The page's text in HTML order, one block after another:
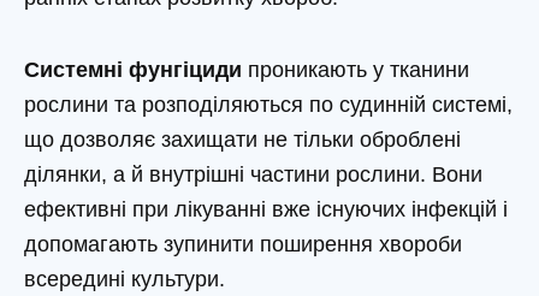
Системні фунгіциди проникають у тканини
рослини та розподіляються по судинній системі,
що дозволяє захищати не тільки оброблені
ділянки, а й внутрішні частини рослини. Вони
ефективні при лікуванні вже існуючих інфекцій і
допомагають зупинити поширення хвороби
всередині культури.